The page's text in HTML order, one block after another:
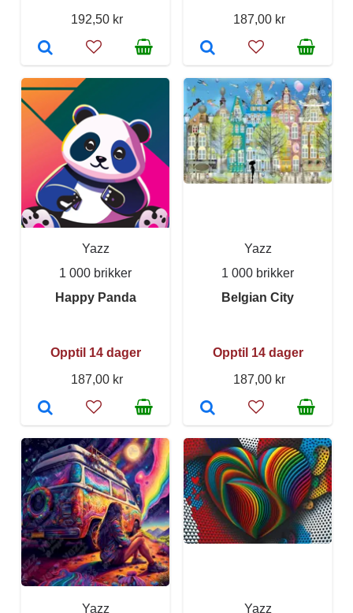
192,50 kr
187,00 kr
Yazz
1 000 brikker
Happy Panda
Opptil 14 dager
187,00 kr
Yazz
1 000 brikker
Belgian City
Opptil 14 dager
187,00 kr
Yazz
Yazz